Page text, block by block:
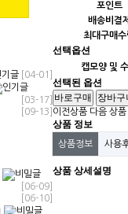
[04-01]
[03-17]
[09-13]
[06-09]
[06-10]
포인트
배송비결제
최대구매수
선택옵션
캡모양 및
선택된 옵션
이전상품 다음 상품
상품 정보
상품정보 사용
상품 상세설명